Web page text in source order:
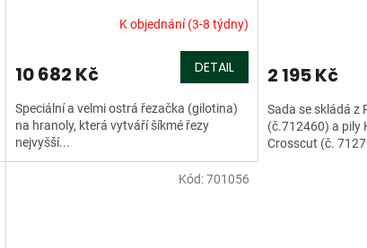
K objednání (3-8 týdny)
10 682 Kč DETAIL
Speciální a velmi ostrá řezačka (gilotina)
na hranoly, která vytváří šíkmé řezy
nejvyšší...
2 195 Kč
Sada se skládá z
(č.712460) a pily
Crosscut (č.
Kód:701056